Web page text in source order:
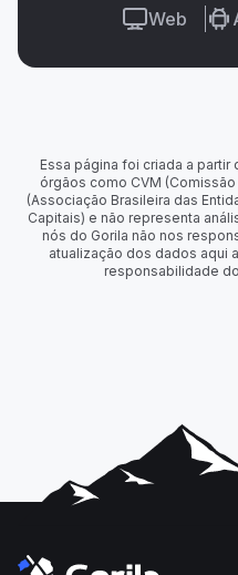
Web
Essa página foi criada a
órgãos como CVM
(Associação Brasileira das
Capitais) e não representa
nós do Gorila não nos
atualização dos dados aqui
responsabilidade